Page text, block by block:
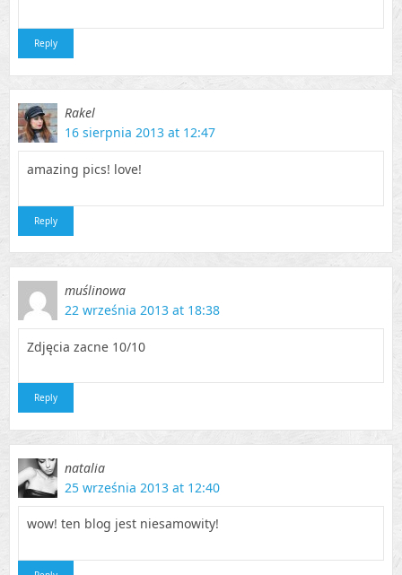
Reply
Rakel
16 sierpnia 2013 at 12:47
amazing pics! love!
Reply
muślinowa
22 września 2013 at 18:38
Zdjęcia zacne 10/10
Reply
natalia
25 września 2013 at 12:40
wow! ten blog jest niesamowity!